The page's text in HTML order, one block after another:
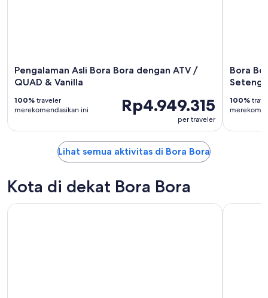
Pengalaman Asli Bora Bora dengan ATV /
QUAD & Vanilla
Rp4.949.315
per traveler
100% traveler
merekomendasikan ini
Bora
100%
Lihat semua aktivitas di Bora Bora
Kota di dekat Bora Bora